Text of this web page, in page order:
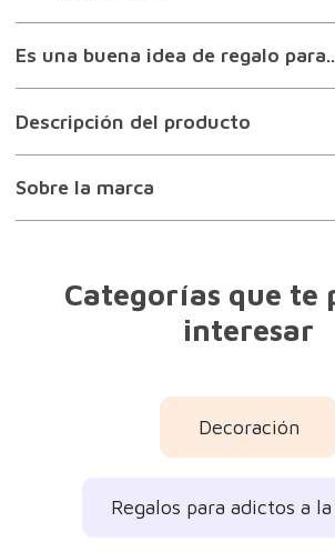
Es una buena idea de regalo
Descripción del producto
Sobre la marca
Categorías que te
interesar
Decoración
Regalos para adictos a